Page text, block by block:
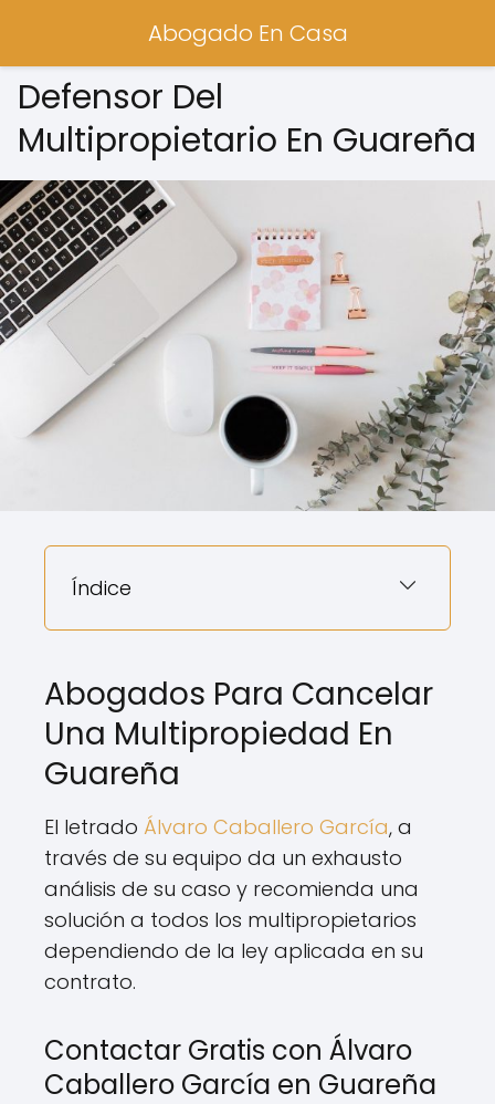
Abogado En Casa
Defensor Del
Multipropietario En Guareña
Índice
Abogados Para Cancelar
Una Multipropiedad En
Guareña
El letrado Álvaro Caballero García, a
través de su equipo da un exhausto
análisis de su caso y recomienda una
solución a todos los multipropietarios
dependiendo de la ley aplicada en su
contrato.
Contactar Gratis con Álvaro
Caballero García en Guareña